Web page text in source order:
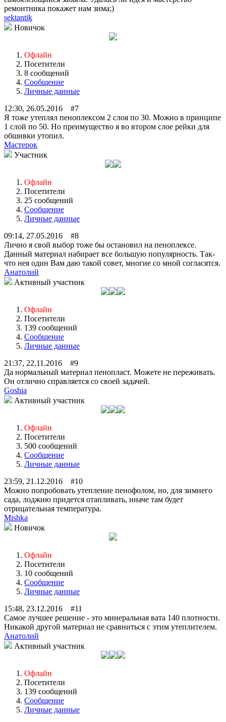
ремонтника покажет нам зима;)
sektantik
Новичок
Офлайн
Посетители
8 сообщений
Сообщение
Личные данные
12:30, 26.05.2016 #7
Я тоже утеплял пеноплексом 2 слоя по 30. Можно в принципе
1 слой по 50. Но преимущество я во втором слое рейки для
обшивки утопил.
Мастерок
Участник
Офлайн
Посетители
25 сообщений
Сообщение
Личные данные
09:14, 27.05.2016 #8
Лично я свой выбор тоже бы остановил на пеноплексе.
Данный материал набирает все большую популярность. Так-
что нея один Вам даю такой совет, многие со мной согласятся.
Анатолий
Активный участник
Офлайн
Посетители
139 сообщений
Сообщение
Личные данные
21:37, 22.11.2016 #9
Да нормальный материал пенопласт. Можете не переживать.
Он отлично справляется со своей задачей.
Goshia
Активный участник
Офлайн
Посетители
500 сообщений
Сообщение
Личные данные
23:59, 21.12.2016 #10
Можно попробовать утепление пенофолом, но, для зимнего
сада, лоджию придется отапливать, иначе там будет
отрицательная температура.
Mishka
Новичок
Офлайн
Посетители
10 сообщений
Сообщение
Личные данные
15:48, 23.12.2016 #11
Самое лучшее решение - это минеральная вата 140 плотности.
Никакой другой материал не сравниться с этим утеплителем.
Анатолий
Активный участник
Офлайн
Посетители
139 сообщений
Сообщение
Личные данные